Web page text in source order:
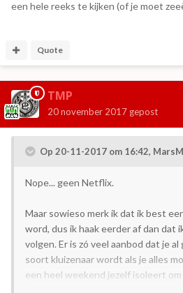
een hele reeks te kijken (of je moet
Quote
TMP
20 november 2017 gepost
Op 20-11-2017 om 16:42, MarsM
Nope... geen Netflix.
Maar sowieso merk ik dat ik best
word, dus ik haak eerder af dan dat
volgen. Er is zó veel aanbod dat je
soort kluizenaar wordt als je alles
een heel weekend jezelf isoleert